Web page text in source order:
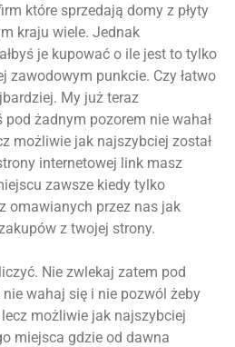
które sprzedają domy z płyty
kraju wiele. Jednak
je kupować o ile jest to tylko
zawodowym punkcie. Czy łatwo
My już teraz
żadnym pozorem nie wahał
możliwie jak najszybciej został
internetowej link masz
zawsze kiedy tylko
omawianych przez nas jak
z twojej strony.
Nie zwlekaj zatem pod
wahaj się i nie pozwól żeby
możliwie jak najszybciej
miejsca gdzie od dawna